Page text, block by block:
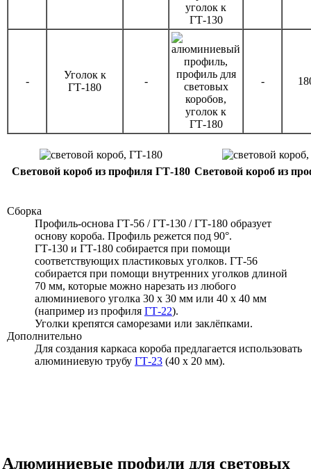
-
Уголок к
ГТ-180
- -
Световой короб из профиля ГТ-180 Световой короб из
Сборка
Профиль-основа ГТ-56 / ГТ-130 / ГТ-180 образует
основу короба. Профиль режется под 90°.
ГТ-130 и ГТ-180 собирается при помощи
соответствующих пластиковых уголков. ГТ-56
собирается при помощи внутренних уголков длиной
70 мм, которые можно нарезать из любого
алюминиевого уголка 30 х 30 мм или 40 х 40 мм
(например из профиля ГТ-22).
Уголки крепятся саморезами или заклёпками.
Дополнительно
Для создания каркаса короба предлагается использовать
алюминиевую трубу ГТ-23 (40 х 20 мм).
Алюминиевые профили для световых